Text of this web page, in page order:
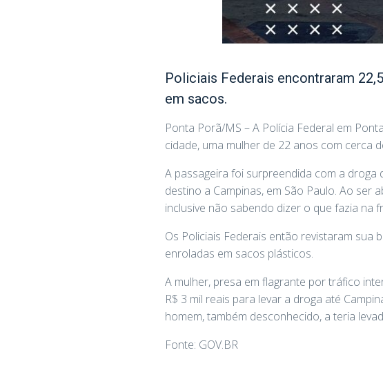
Policiais Federais encontraram
em sacos.
Ponta Porã/MS – A Polícia Federal em
cidade, uma mulher de 22 anos com cerca
A passageira foi surpreendida com a
destino a Campinas, em São Paulo. Ao ser
inclusive não sabendo dizer o que fazia na
Os Policiais Federais então revistaram sua
enroladas em sacos plásticos.
A mulher, presa em flagrante por tráfico
R$ 3 mil reais para levar a droga até
homem, também desconhecido, a teria
Fonte: GOV.BR